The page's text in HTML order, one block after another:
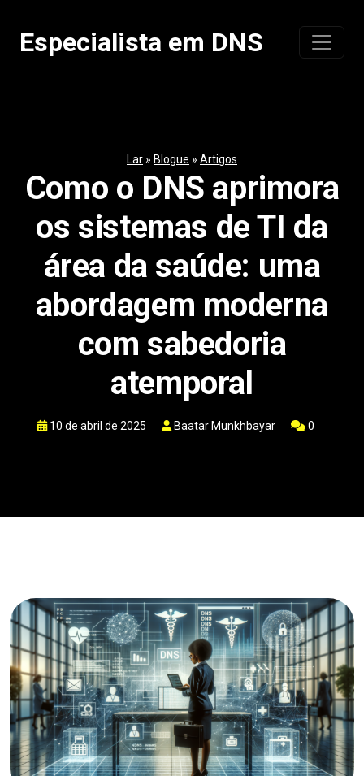
paraEspecialista em DNS
Lar » Blogue » Artigos
Como o DNS aprimora
os sistemas de TI da
área da saúde: uma
abordagem moderna
com sabedoria
atemporal
10 de abril de 2025 Baatar Munkhbayar 0